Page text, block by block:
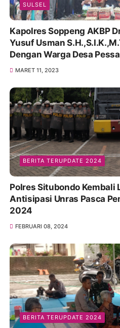
SULSEL
Kapolres Soppeng AKBP
Yusuf Usman
Dengan Warga Desa Pessa
MARET 11, 2023
BERITA TERUPDATE 2024
Polres Situbondo Kembali
Antisipasi Unras Pasca
2024
FEBRUARI 08, 2024
BERITA TERUPDATE 2024